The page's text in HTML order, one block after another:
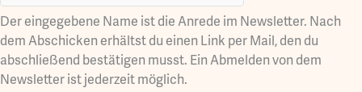
Der eingegebene Name ist die Anrede im Newsletter. Nach
dem Abschicken erhältst du einen Link per Mail, den du
abschließend bestätigen musst. Ein Abmelden von dem
Newsletter ist jederzeit möglich.